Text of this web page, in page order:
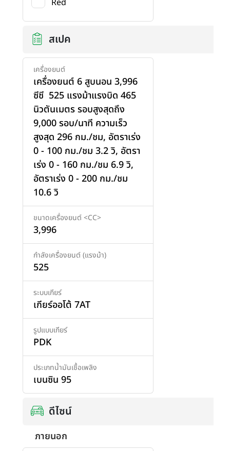
สเปค
เครื่องยนต์
เครื่องยนต์ 6 สูบนอน 3,996
ซีซี 525 แรงม้าแรงบิด 465
นิวตันเมตร รอบสูงสุดถึง
9,000 รอบ/นาที ความเร็ว
สูงสุด 296 กม./ชม, อัตราเร่ง
0 - 100 กม./ชม 3.2 วิ, อัตรา
เร่ง 0 - 160 กม./ชม 6.9 วิ,
อัตราเร่ง 0 - 200 กม./ชม
10.6 วิ
ขนาดเครื่องยนต์ <CC>
3,996
กำลังเครื่องยนต์ (แรงม้า)
525
ระบบเกียร์
เกียร์ออโต้ 7AT
รูปแบบเกียร์
PDK
ประเภทน้ำมันเชื้อเพลิง
เบนซิน 95
ดีไซน์
ภายนอก